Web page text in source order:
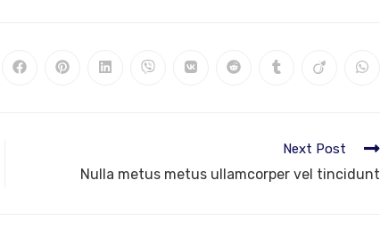
Next Post
Nulla metus metus ullamcorper vel tincidunt